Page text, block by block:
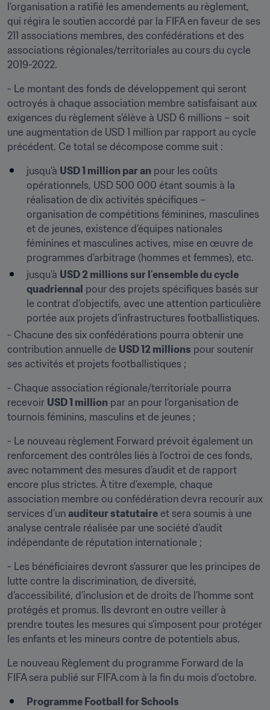
l’organisation a ratifié les amendements au règlement,
qui régira le soutien accordé par la FIFA en faveur de ses
211 associations membres, des confédérations et des
associations régionales/territoriales au cours du cycle
2019-2022.
- Le montant des fonds de développement qui seront
octroyés à chaque association membre satisfaisant aux
exigences du règlement s’élève à USD 6 millions – soit
une augmentation de USD 1 million par rapport au cycle
précédent. Ce total se décompose comme suit :
jusqu’à USD 1 million par an pour les coûts
opérationnels, USD 500 000 étant soumis à la
réalisation de dix activités spécifiques –
organisation de compétitions féminines, masculines
et de jeunes, existence d’équipes nationales
féminines et masculines actives, mise en œuvre de
programmes d’arbitrage (hommes et femmes), etc.
jusqu’à USD 2 millions sur l’ensemble du cycle
quadriennal pour des projets spécifiques basés sur
le contrat d’objectifs, avec une attention particulière
portée aux projets d’infrastructures footballistiques.
- Chacune des six confédérations pourra obtenir une
contribution annuelle de USD 12 millions pour soutenir
ses activités et projets footballistiques ;
- Chaque association régionale/territoriale pourra
recevoir USD 1 million par an pour l’organisation de
tournois féminins, masculins et de jeunes ;
- Le nouveau règlement Forward prévoit également un
renforcement des contrôles liés à l’octroi de ces fonds,
avec notamment des mesures d’audit et de rapport
encore plus strictes. À titre d’exemple, chaque
association membre ou confédération devra recourir aux
services d’un auditeur statutaire et sera soumis à une
analyse centrale réalisée par une société d’audit
indépendante de réputation internationale ;
- Les bénéficiaires devront s’assurer que les principes de
lutte contre la discrimination, de diversité,
d’accessibilité, d’inclusion et de droits de l’homme sont
protégés et promus. Ils devront en outre veiller à
prendre toutes les mesures qui s’imposent pour protéger
les enfants et les mineurs contre de potentiels abus.
Le nouveau Règlement du programme Forward de la
FIFA sera publié sur FIFA.com à la fin du mois d’octobre.
Programme Football for Schools